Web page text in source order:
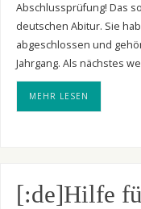
Abschlussprüfung! Das
deutschen Abitur. Sie
abgeschlossen und
Jahrgang. Als nächstes
MEHR LESEN
[:de]Hilfe